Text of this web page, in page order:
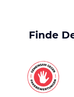
Finde